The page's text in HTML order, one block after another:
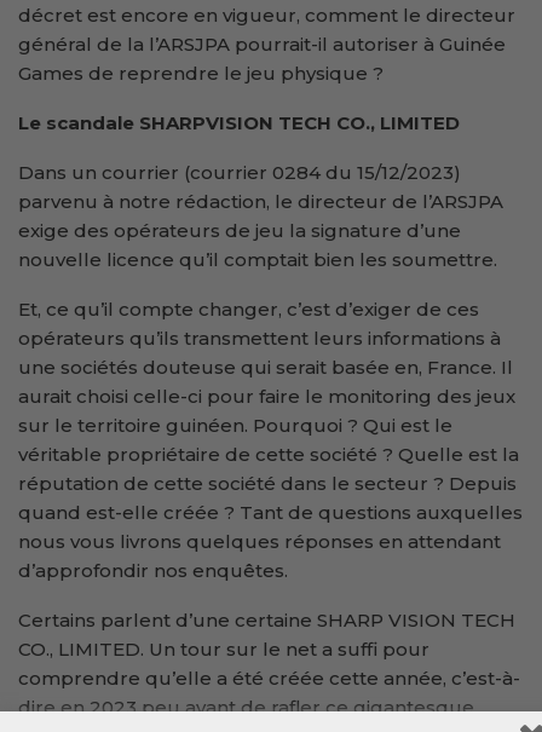
décret est encore en vigueur, comment le directeur
général de la l’ARSJPA pourrait-il autoriser à Guinée
Games de reprendre le jeu physique ?
Le scandale SHARPVISION TECH CO., LIMITED
Dans un courrier (courrier 0284 du 15/12/2023)
parvenu à notre rédaction, le directeur de l’ARSJPA
exige des opérateurs de jeu la signature d’une
nouvelle licence qu’il comptait bien les soumettre.
Et, ce qu’il compte changer, c’est d’exiger de ces
opérateurs qu’ils transmettent leurs informations à
une sociétés douteuse qui serait basée en, France. Il
aurait choisi celle-ci pour faire le monitoring des jeux
sur le territoire guinéen. Pourquoi ? Qui est le
véritable propriétaire de cette société ? Quelle est la
réputation de cette société dans le secteur ? Depuis
quand est-elle créée ? Tant de questions auxquelles
nous vous livrons quelques réponses en attendant
d’approfondir nos enquêtes.
Certains parlent d’une certaine SHARP VISION TECH
CO., LIMITED. Un tour sur le net a suffi pour
comprendre qu’elle a été créée cette année, c’est-à-
dire en 2023 peu avant de rafler ce gigantesque